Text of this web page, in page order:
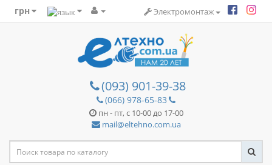
грн Электромонтаж
(093) 901-39-38
(066) 978-65-83
пн - пт, с 10-00 до 17-00
mail@eltehno.com.ua